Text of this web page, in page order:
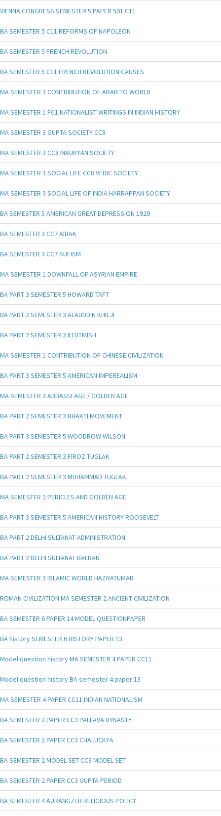
VIENNA CONGRESS SEMESTER 5 PAPER 501 C11
BA SEMESTER 5 C11 REFORMS OF NAPOLEON
BA SEMESTER 5 FRENCH REVOLUTION
BA SEMESTER 5 C11 FRENCH REVOLUTION CAUSES
MA SEMESTER 3 CONTRIBUTION OF ARAB TO WORLD
MA SEMESTER 1 FC1 NATIONALIST WRITINGS IN INDIAN HISTORY
MA SEMESTER 3 GUPTA SOCIETY CC8
MA SEMESTER 3 CC8 MAURYAN SOCIETY
MA SEMESTER 3 SOCIAL LIFE CC8 VEDIC SOCIETY
MA SEMESTER 3 SOCIAL LIFE OF INDIA HARRAPPAN SOCIETY
BA SEMESTER 5 AMERICAN GREAT DEPRESSION 1929
BA SEMESTER 3 CC7 AIBAK
BA SEMESTER 3 CC7 SUFISM
MA SEMESTER 1 DOWNFALL OF ASYRIAN EMPIRE
BA PART 3 SEMESTER 5 HOWARD TAFT
BA PART 2 SEMESTER 3 ALAUDDIN KHILJI
BA PART 2 SEMESTER 3 ILTUTMISH
MA SEMESTER 1 CONTRIBUTION OF CHINESE CIVILIZATION
BA PART 3 SEMESTER 5 AMERICAN IMPEREALISM
MA SEMESTER 3 ABBASSI AGE / GOLDEN AGE
BA PART 2 SEMESTER 3 BHAKTI MOVEMENT
BA PART 3 SEMESTER 5 WOODROW WILSON
BA PART 2 SEMESTER 3 FIROZ TUGLAK
BA PART 2 SEMESTER 3 MUHAMMAD TUGLAK
MA SEMESTER 2 PERICLES AND GOLDEN AGE
BA PART 3 SEMESTER 5 AMERICAN HISTORY ROOSEVELT
BA PART 2 DELHI SULTANAT ADMINISTRATION
BA PART 2 DELHI SULTANAT BALBAN
MA SEMESTER 3 ISLAMIC WORLD HAZRATUMAR
ROMAN CIVILIZATION MA SEMESTER 2 ANCIENT CIVILIZATION
BA SEMESTER 6 PAPER 14 MODEL QUESTIONPAPER
BA history SEMESTER 6 HISTORY PAPER 13
Model question history MA SEMESTER 4 PAPER CC11
Model question history BA semester 4 paper 13
MA SEMESTER 4 PAPER CC11 INDIAN NATIONALISM
BA SEMESTER 2 PAPER CC3 PALLAVA DYNASTY
BA SEMESTER 2 PAPER CC3 CHALUCKYA
BA SEMESTER 2 MODEL SET CC3 MODEL SET
BA SEMESTER 2 PAPER CC3 GUPTA PERIOD
BA SEMESTER 4 AURANGZEB RELIGIOUS POLICY